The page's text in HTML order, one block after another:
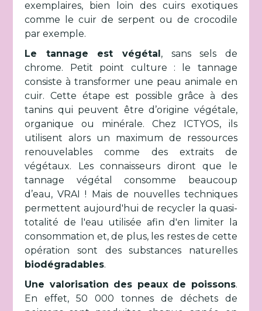
exemplaires, bien loin des cuirs exotiques
comme le cuir de serpent ou de crocodile
par exemple.
Le tannage est végétal, sans sels de
chrome. Petit point culture : le tannage
consiste à transformer une peau animale en
cuir. Cette étape est possible grâce à des
tanins qui peuvent être d’origine végétale,
organique ou minérale. ​Chez ICTYOS, ils
utilisent alors un maximum de ressources
renouvelables comme des extraits de
végétaux. Les connaisseurs diront que le
tannage végétal consomme beaucoup
d’eau, VRAI ! Mais de nouvelles techniques
permettent aujourd'hui de recycler la quasi-
totalité de l'eau utilisée afin d'en limiter la
consommation et, de plus, les restes de cette
opération sont des substances naturelles
biodégradables.
Une valorisation des peaux de poissons.
En effet, 50 000 tonnes de déchets de